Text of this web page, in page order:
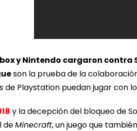
y Nintendo cargaron contra
son la prueba de la
de Playstation puedan jugar con
y la decepción del bloqueo de
deMinecraft, un juego que